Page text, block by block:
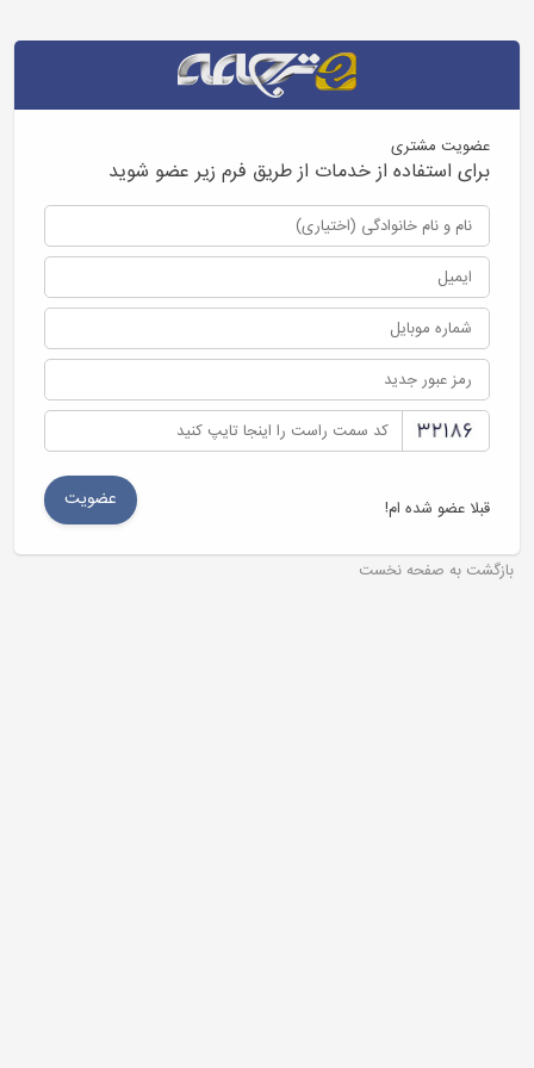
عضویت مشتری
برای استفاده از خدمات از طریق فرم زیر عضو شوید
قبلا عضو شده ام!
بازگشت به صفحه نخست